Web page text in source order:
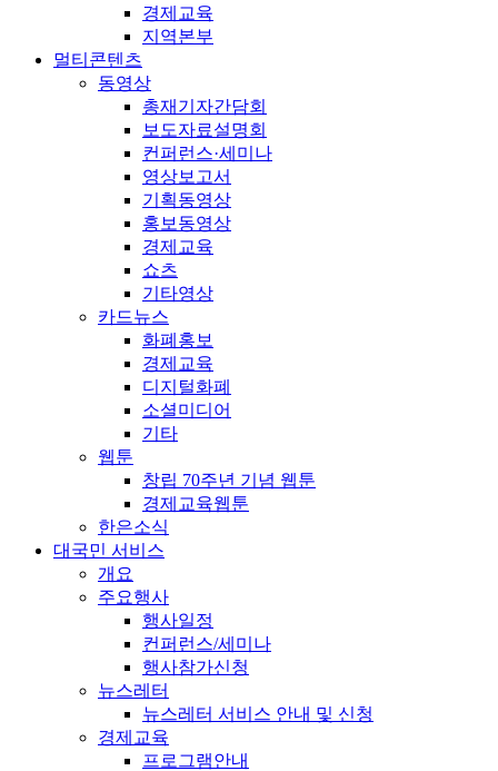
경제교육
지역본부
멀티콘텐츠
동영상
총재기자간담회
보도자료설명회
컨퍼런스·세미나
영상보고서
기획동영상
홍보동영상
경제교육
쇼츠
기타영상
카드뉴스
화폐홍보
경제교육
디지털화폐
소셜미디어
기타
웹툰
창립 70주년 기념 웹툰
경제교육웹툰
한은소식
대국민 서비스
개요
주요행사
행사일정
컨퍼런스/세미나
행사참가신청
뉴스레터
뉴스레터 서비스 안내 및 신청
경제교육
프로그램안내